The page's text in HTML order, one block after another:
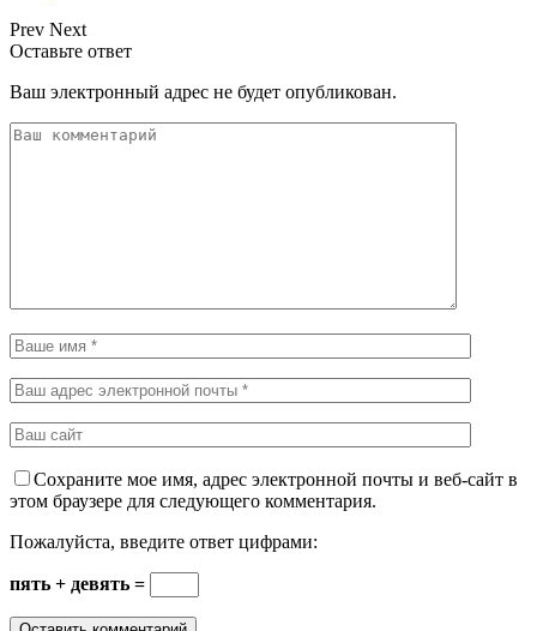
Prev Next
Оставьте ответ
Ваш электронный адрес не будет опубликован.
Сохраните мое имя, адрес электронной почты и веб-сайт в
этом браузере для следующего комментария.
Пожалуйста, введите ответ цифрами:
пять + девять =